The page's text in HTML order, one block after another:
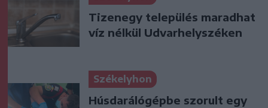
Tizenegy település maradhat
víz nélkül Udvarhelyszéken
Székelyhon
Húsdarálógépbe szorult egy